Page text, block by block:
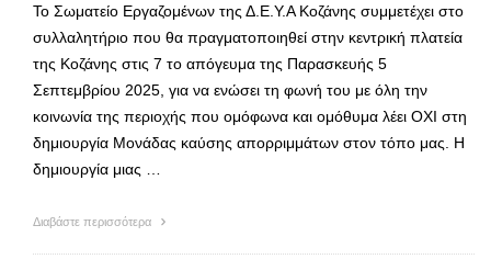
Το Σωματείο Εργαζομένων της Δ.Ε.Υ.Α Κοζάνης συμμετέχει στο
συλλαλητήριο που θα πραγματοποιηθεί στην κεντρική πλατεία
της Κοζάνης στις 7 το απόγευμα της Παρασκευής 5
Σεπτεμβρίου 2025, για να ενώσει τη φωνή του με όλη την
κοινωνία της περιοχής που ομόφωνα και ομόθυμα λέει ΟΧΙ στη
δημιουργία Μονάδας καύσης απορριμμάτων στον τόπο μας. Η
δημιουργία μιας …
Διαβάστε περισσότερα